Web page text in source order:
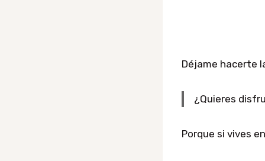
Déjame hacerte
¿Quieres
Porque si vives